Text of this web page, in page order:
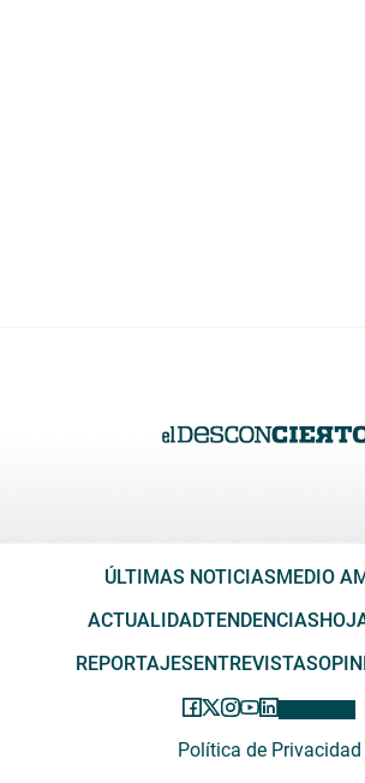
ÚLTIMAS NOTICIASMEDIO
ACTUALIDADTENDENCIAS
REPORTAJESENTREVISTAS
Política de Privacidad